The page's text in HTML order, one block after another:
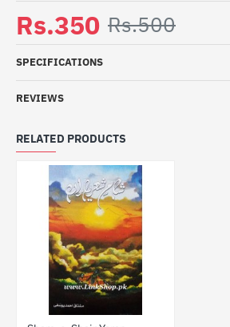
Rs.350 Rs.500
SPECIFICATIONS
REVIEWS
RELATED PRODUCTS